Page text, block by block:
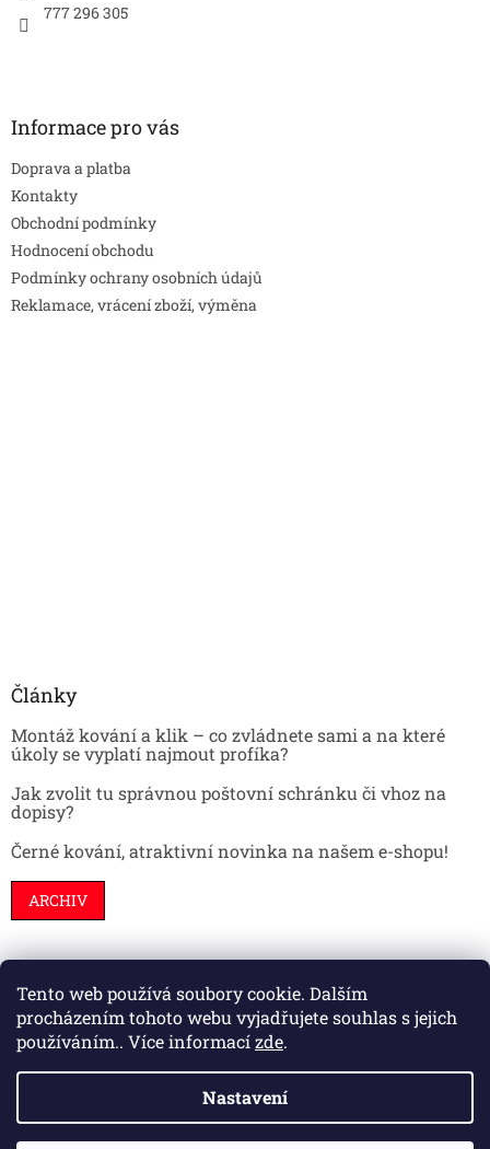
Tento web používá soubory cookie. Dalším
procházením tohoto webu vyjadřujete souhlas s jejich
používáním.. Více informacízde.
Nastavení
777 296 305
Informace pro vás
Doprava a platba
Kontakty
Obchodní podmínky
Hodnocení obchodu
Podmínky ochrany osobních údajů
Reklamace, vrácení zboží, výměna
Články
Montáž kování a klik – co zvládnete sami a na které
úkoly se vyplatí najmout profíka?
Jak zvolit tu správnou poštovní schránku či vhoz na
dopisy?
Černé kování, atraktivní novinka na našem e-shopu!
ARCHIV
Stavební pouzdra Interiéry Dveře
Vytvořil Shoptet